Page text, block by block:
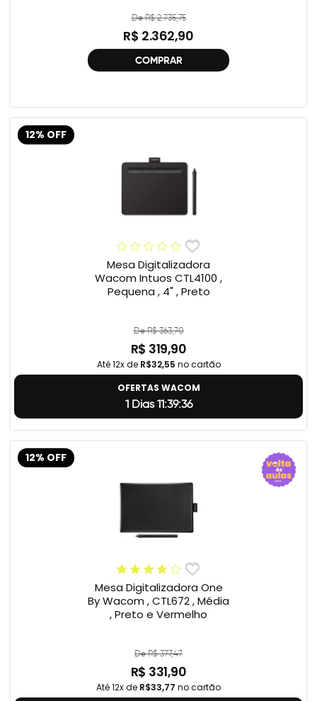
De R$ 2.735,75
R$ 2.362,90
COMPRAR
12% OFF
Mesa Digitalizadora
Wacom Intuos CTL4100 ,
Pequena , 4" , Preto
De R$ 363,70
R$ 319,90
Até 12x de R$32,55 no cartão
OFERTAS WACOM
1 Dias 11:39:35
12% OFF
Mesa Digitalizadora One
By Wacom , CTL672 , Média
, Preto e Vermelho
De R$ 377,47
R$ 331,90
Até 12x de R$33,77 no cartão